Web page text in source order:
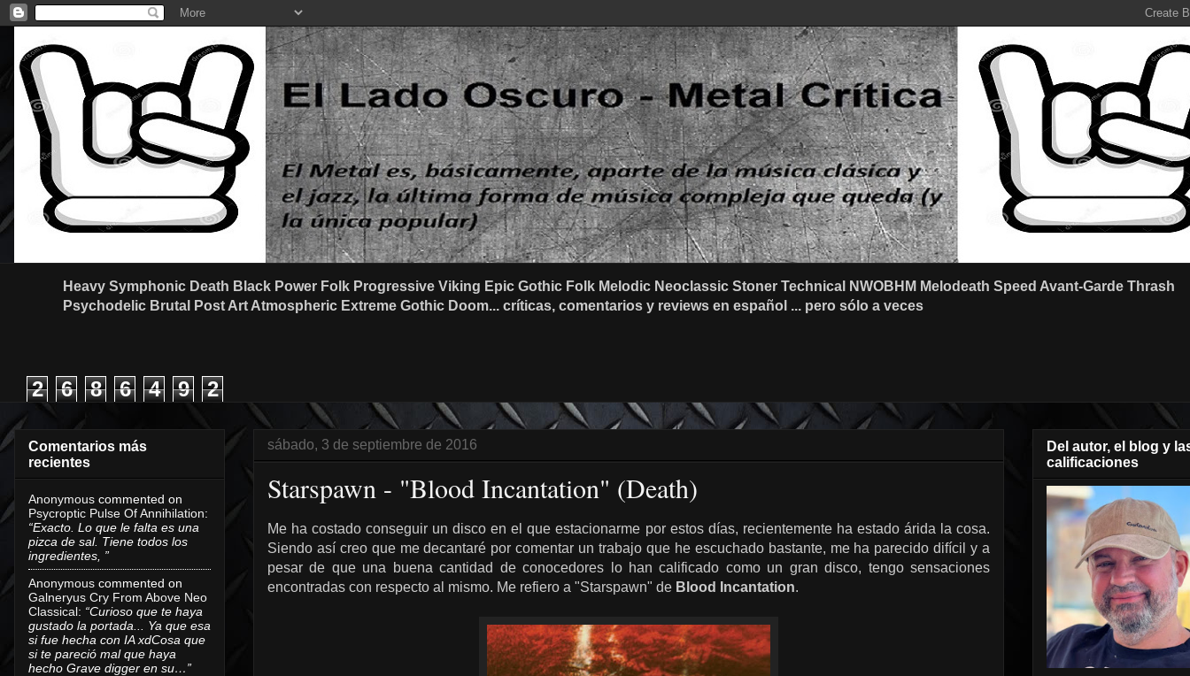
Heavy Symphonic Death Black Power Folk Progressive Viking Epic Gothic Folk Melodic Neoclassic Stoner Technical NWOBHM Melodeath Speed Avant-Garde Thrash
Psychodelic Brutal Post Art Atmospheric Extreme Gothic Doom... críticas, comentarios y reviews en español ... pero sólo a veces
2 6 8 6 4 9 2
sábado, 3 de septiembre de 2016
Starspawn - "Blood Incantation" (Death)
Me ha costado conseguir un disco en el que estacionarme por estos días, recientemente ha estado árida la cosa.
Siendo así creo que me decantaré por comentar un trabajo que he escuchado bastante, me ha parecido difícil y a
pesar de que una buena cantidad de conocedores lo han calificado como un gran disco, tengo sensaciones
encontradas con respecto al mismo. Me refiero a "Starspawn" de Blood Incantation.
Comentarios más
recientes
Anonymous commented on
Psycroptic Pulse Of Annihilation:
“Exacto. Lo que le falta es una
pizca de sal. Tiene todos los
ingredientes, ”
Anonymous commented on
Galneryus Cry From Above Neo
Classical: “Curioso que te haya
gustado la portada... Ya que esa
si fue hecha con IA xdCosa que
si te pareció mal que haya
hecho Grave digger en su…”
Del autor, el blog y
calificaciones